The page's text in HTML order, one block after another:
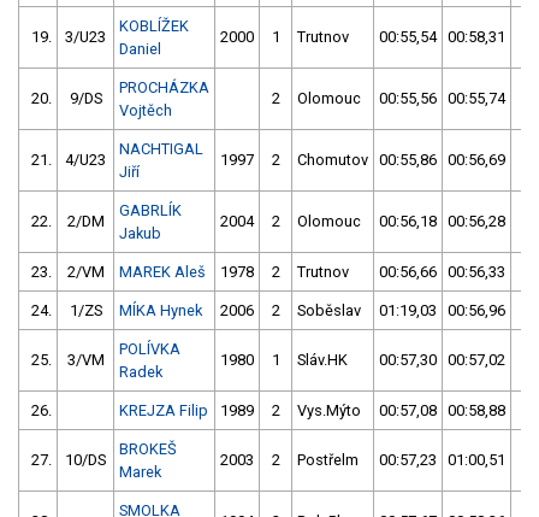
19. 3/U23
KOBLÍŽEK
Daniel
2000 1 Trutnov 00:55,54 00:58,31
20. 9/DS
PROCHÁZKA
Vojtěch
2 Olomouc 00:55,56 00:55,74
21. 4/U23
NACHTIGAL
Jiří
1997 2 Chomutov 00:55,86 00:56,69
22. 2/DM
GABRLÍK
Jakub
2004 2 Olomouc 00:56,18 00:56,28
23. 2/VM MAREK Aleš 1978 2 Trutnov 00:56,66 00:56,33
24. 1/ZS MÍKA Hynek 2006 2 Soběslav 01:19,03 00:56,96
25. 3/VM
POLÍVKA
Radek
1980 1 Sláv.HK 00:57,30 00:57,02
26. KREJZA Filip 1989 2 Vys.Mýto 00:57,08 00:58,88
27. 10/DS
BROKEŠ
Marek
2003 2 Postřelm 00:57,23 01:00,51
SMOLKA